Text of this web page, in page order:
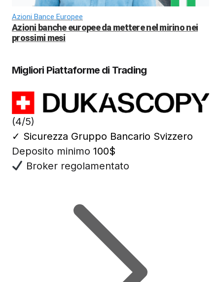
Azioni Bance Europee
Azioni banche europee da mettere nel mirino nei
prossimi mesi
Migliori Piattaforme di Trading
(4/5)
✓ Sicurezza Gruppo Bancario Svizzero
Deposito minimo 100$
Broker regolamentato